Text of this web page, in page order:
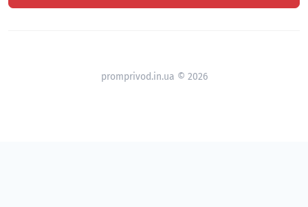
promprivod.in.ua © 2026